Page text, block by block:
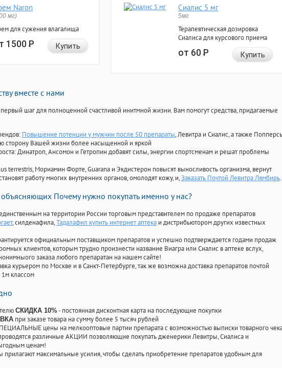
Naron
мг)
для сужения влагалища
1500Р Купить
Сиалис 5 мг
5мг
Терапевтическая дозировка
Сиалиса для курсового приема
от 60Р Купить
вместе с нами
шаг для полноценной счастливой инитмной жизни. Вам помогут средства, придагаемые
Повышение потенции у мужчин после 50 препараты, Левитра и Сиалис, а также
сторону Вашей жизни более насыщенной и яркой
: Динатроп, Ансомон и Гетропин добавят силы, энергии спортсменам и решат проблемы
terrestris, Мориамин Форте, Guarana и Экдистерон повысят выносливость организма, вернут
работу многих внутренних органов, омолодят кожу, и,Заказать Почтой Левитра Лямбирь.
Почему нужно покупать именно у нас?
на территории России торговым представителем по продаже препаратов
, силденафила,Тадалафил купить интернет аптека и дистрибьютором других известных
официальным поставщиком препаратов и успешно подтверждается годами продаж
клиентов, которым трудно произнести название Виагра или Сиалис в аптеке вслух,
заказа любого препаратан на нашем сайте!
курьером по Москве и в Санкт-Петербурге, так же возможна доставка препаратов почтой
классом
СКИДКА 10%- постоянная дисконтная карта на последующие покупки
при заказе товара на сумму более 5 тысяч рублей
цены на мелкооптовые партии препарата с возможностью выписки товарного
различные АКЦИИ позволяющие покупать дженерики Левитры, Сиалиса и
ценам!
максимальные усилия, чтобы сделать приобретение препаратов удобным для